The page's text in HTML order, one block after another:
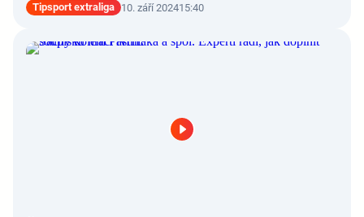
Tipsport extraliga 10. září 202415:40